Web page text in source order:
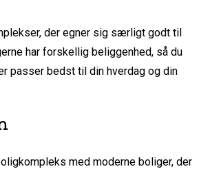
der egner sig særligt godt til
har forskellig beliggenhed, så du
passer bedst til din hverdag og din
med moderne boliger, der